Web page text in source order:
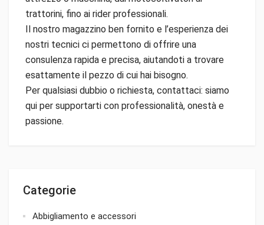
Categorie
Abbigliamento e accessori
trattorini, fino ai rider professionali.
Il nostro magazzino ben fornito e l’esperienza dei
nostri tecnici ci permettono di offrire una
consulenza rapida e precisa, aiutandoti a trovare
esattamente il pezzo di cui hai bisogno.
Per qualsiasi dubbio o richiesta, contattaci: siamo
qui per supportarti con professionalità, onestà e
passione.